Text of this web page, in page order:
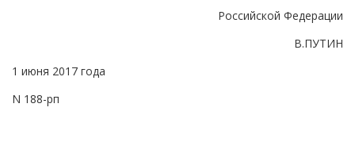
Российской Федерации
В.ПУТИН
1 июня 2017 года
N 188-рп